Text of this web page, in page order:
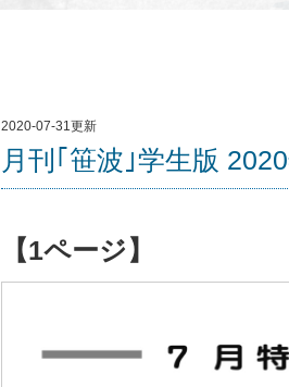
2020-07-31更新
月刊｢笹波｣学生版
【1ページ】